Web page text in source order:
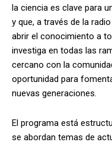
la ciencia es clave para
y que, a través de la
abrir el conocimiento a
investiga en todas las
cercano con la
oportunidad para
nuevas generaciones.
El programa está
se abordan temas de